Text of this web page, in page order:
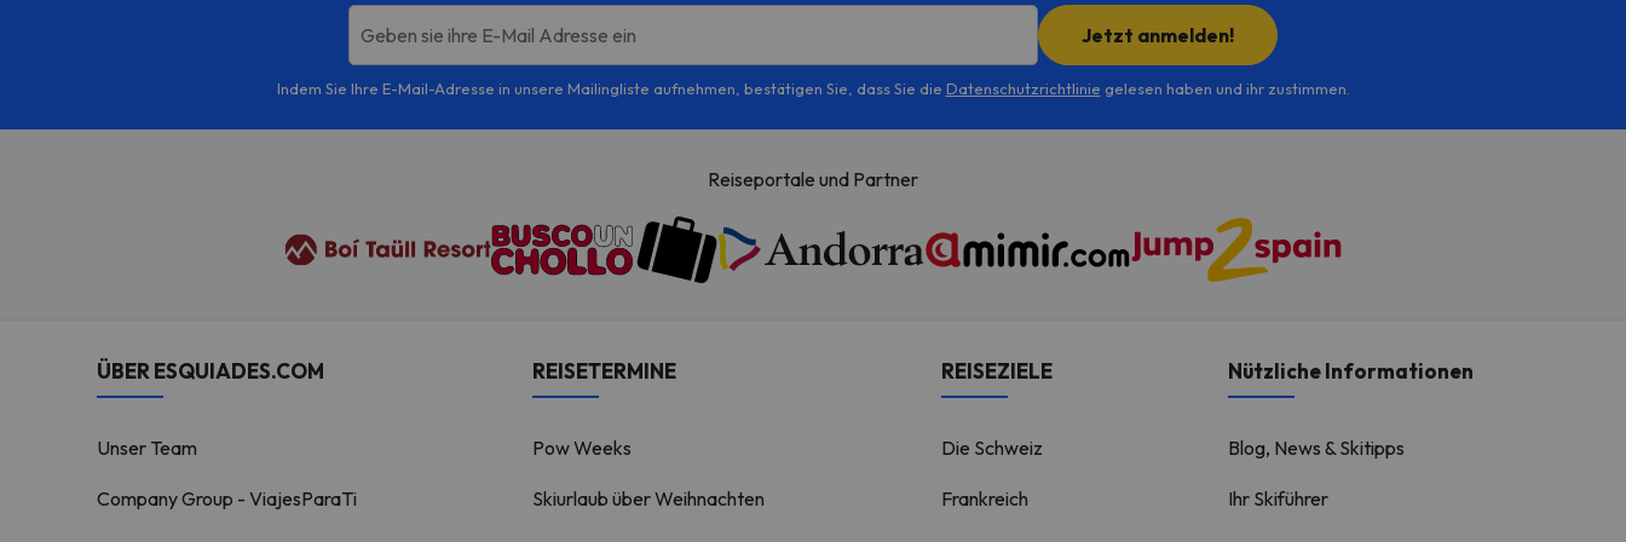
España como si lo es en el
extranjero, algo que he podido
comprobar yo.
Geben sie ihre E-Mail Adresse ein Jetzt anmelden!
Indem Sie Ihre E-Mail-Adresse in unsere Mailingliste aufnehmen, bestätigen Sie, dass Sie die Datenschutzrichtlinie gelesen haben und ihr zustimmen.
Reiseportale und Partner
ÜBER ESQUIADES.COM
Unser Team
Company Group - ViajesParaTi
REISETERMINE
Pow Weeks
Skiurlaub über Weihnachten
REISEZIELE
Die Schweiz
Frankreich
Nützliche Informationen
Blog, News & Skitipps
Ihr Skiführer